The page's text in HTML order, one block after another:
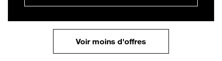
Voir moins d'offres